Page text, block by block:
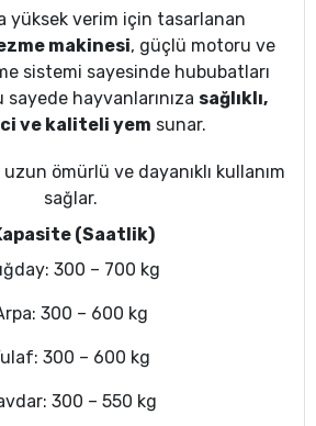
yüksek verim için tasarlanan
makinesi, güçlü motoru ve
sistemi sayesinde hububatları
sayede hayvanlarınıza sağlıklı,
ve kaliteli yem sunar.
uzun ömürlü ve dayanıklı kullanım
sağlar.
(Saatlik)
300 – 700 kg
300 – 600 kg
300 – 600 kg
300 – 550 kg